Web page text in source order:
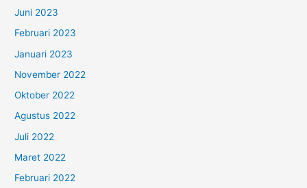
Juni 2023
Februari 2023
Januari 2023
November 2022
Oktober 2022
Agustus 2022
Juli 2022
Maret 2022
Februari 2022